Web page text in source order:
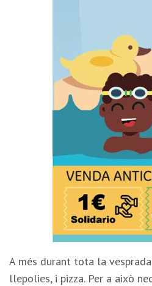
A més durant tota la vesprada
llepolies, i pizza. Per a això